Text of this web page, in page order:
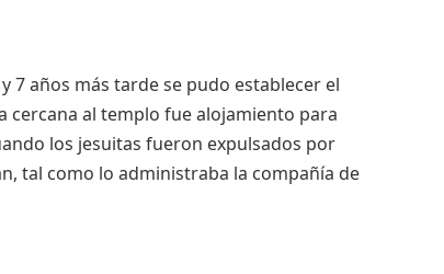
7 años más tarde se pudo establecer el
cercana al templo fue alojamiento para
los jesuitas fueron expulsados por
tal como lo administraba la compañía de